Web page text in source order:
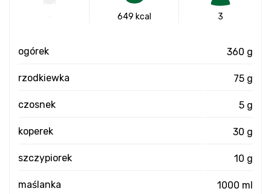
649 kcal 3
ogórek 360 g
rzodkiewka 75 g
czosnek 5 g
koperek 30 g
szczypiorek 10 g
maślanka 1000 ml